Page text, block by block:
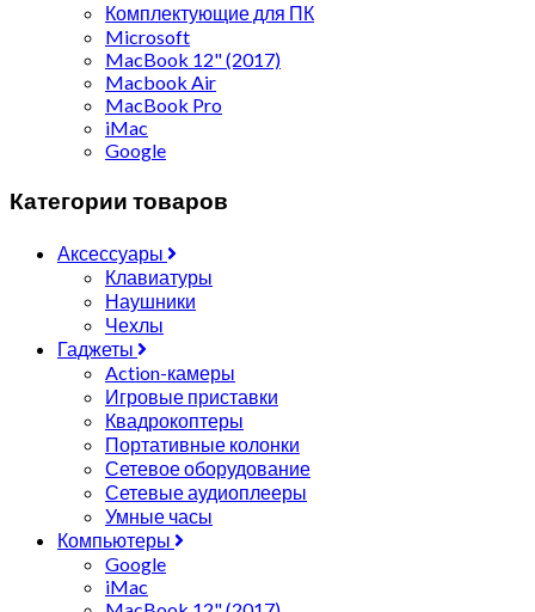
Комплектующие для ПК
Microsoft
MacBook 12" (2017)
Macbook Air
MacBook Pro
iMac
Google
Категории товаров
Аксессуары
Клавиатуры
Наушники
Чехлы
Гаджеты
Action-камеры
Игровые приставки
Квадрокоптеры
Портативные колонки
Сетевое оборудование
Сетевые аудиоплееры
Умные часы
Компьютеры
Google
iMac